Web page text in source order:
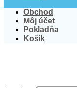
Obchod
Môj účet
Pokladňa
Košík